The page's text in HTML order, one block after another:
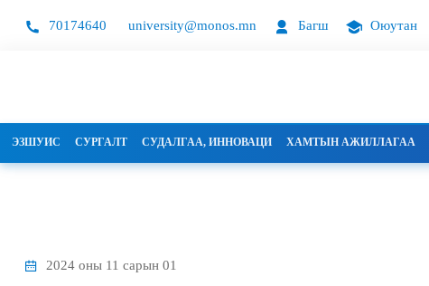
70174640 university@monos.mn Багш Оюутан
ЭЗШУИС СУРГАЛТ СУДАЛГАА, ИННОВАЦИ ХАМТЫН АЖИЛЛАГАА
2024 оны 11 сарын 01